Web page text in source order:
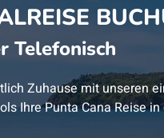
Telefonisch
Zuhause mit unseren
Ihre Punta Cana Reise